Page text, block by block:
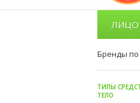
ЛИЦО
Бренды по
ТИПЫ
ТЕЛО